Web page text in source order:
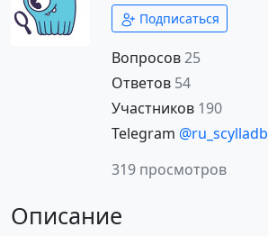
Подписаться
Вопросов25
Ответов 54
Участников 190
Telegram @ru_scylladb
319 просмотров
Описание